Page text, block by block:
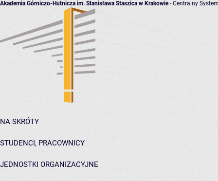
Akademia Górniczo-Hutnicza im. Stanisława Staszica w Krakowie- Centralny
NA SKRÓTY
STUDENCI, PRACOWNICY
JEDNOSTKI ORGANIZACYJNE